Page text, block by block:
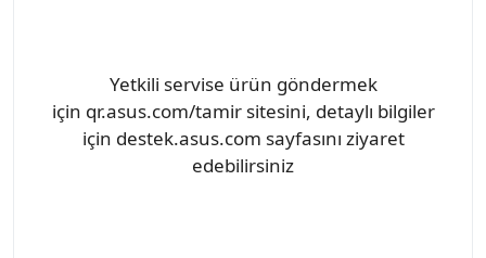
Yetkili servise ürün göndermek
için qr.asus.com/tamir sitesini, detaylı bilgiler
için destek.asus.com sayfasını ziyaret
edebilirsiniz